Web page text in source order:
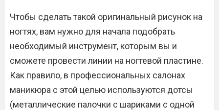
Чтобы сделать такой оригинальный рисунок на
ногтях, вам нужно для начала подобрать
необходимый инструмент, которым вы и
сможете провести линии на ногтевой пластине.
Как правило, в профессиональных салонах
маникюра с этой целью используются дотсы
(металлические палочки с шариками с одной